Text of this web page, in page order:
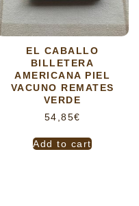
EL CABALLO
BILLETERA
AMERICANA PIEL
VACUNO REMATES
VERDE
54,85€
Add to cart